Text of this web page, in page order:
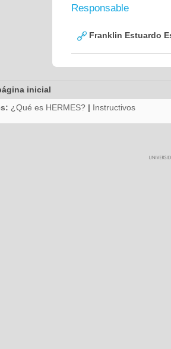
Responsable
Franklin Estuardo
inicial
¿Qué es HERMES? | Instructivos